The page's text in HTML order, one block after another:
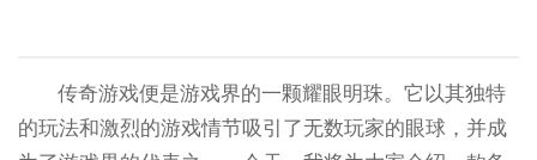
传奇游戏便是游戏界的一颗耀眼明珠。它以其独特
的玩法和激烈的游戏情节吸引了无数玩家的眼球，并成